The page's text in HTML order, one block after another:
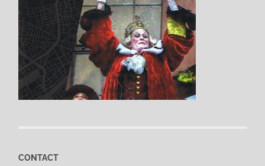
CONTACT